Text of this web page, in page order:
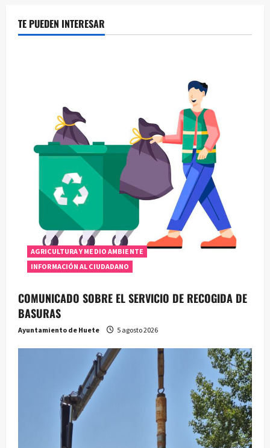
TE PUEDEN INTERESAR
AGRICULTURA Y MEDIO AMBIENTE
INFORMACIÓN AL CIUDADANO
COMUNICADO SOBRE EL SERVICIO DE RECOGIDA DE
BASURAS
Ayuntamiento de Huete 5 agosto 2026